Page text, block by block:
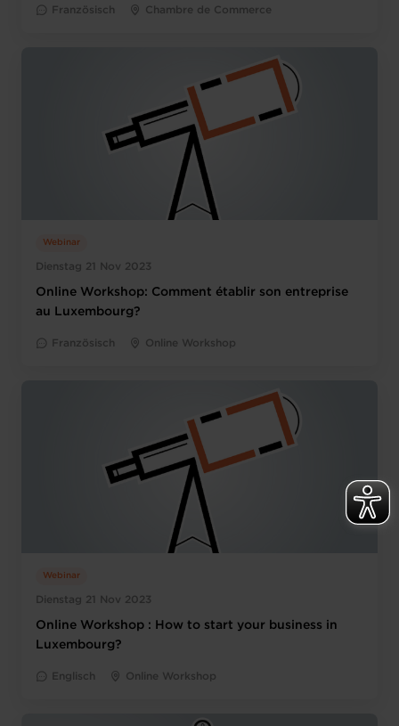
Französisch Chambre de Commerce
Dienstag 21 Nov 2023
Webinar
Online Workshop: Comment établir son entreprise
au Luxembourg?
Französisch Online Workshop
Dienstag 21 Nov 2023
Webinar
Online Workshop : How to start your business in
Luxembourg?
Englisch Online Workshop